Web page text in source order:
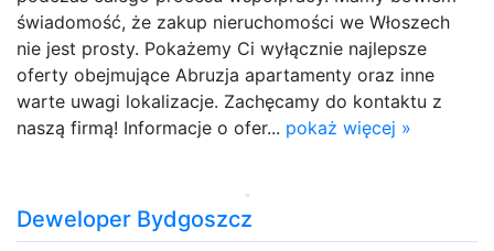
świadomość, że zakup nieruchomości we Włoszech
nie jest prosty. Pokażemy Ci wyłącznie najlepsze
oferty obejmujące Abruzja apartamenty oraz inne
warte uwagi lokalizacje. Zachęcamy do kontaktu z
naszą firmą! Informacje o ofer... pokaż więcej »
Deweloper Bydgoszcz